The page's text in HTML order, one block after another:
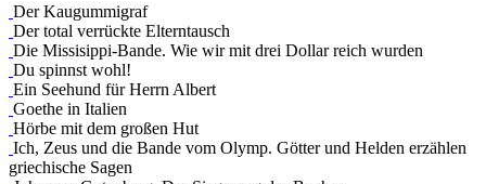
Der Kaugummigraf
Der total verrückte Elterntausch
Die Missisippi-Bande. Wie wir mit drei Dollar reich wurden
Du spinnst wohl!
Ein Seehund für Herrn Albert
Goethe in Italien
Hörbe mit dem großen Hut
Ich, Zeus und die Bande vom Olymp. Götter und Helden erzählen
griechische Sagen